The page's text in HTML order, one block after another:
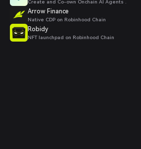
Create and Co-own Onchain AI Agents .
Arrow Finance
Native CDP on Robinhood Chain
Robidy
NFT launchpad on Robinhood Chain